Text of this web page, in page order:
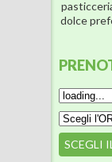
dolce
SCEGLI IL